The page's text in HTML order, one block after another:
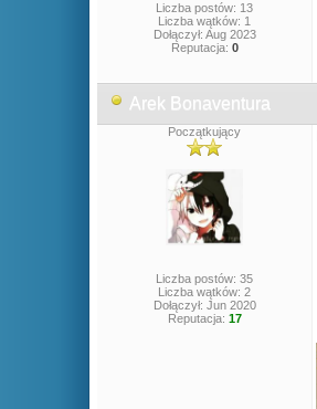
Liczba postów: 13
Liczba wątków: 1
Dołączył: Aug 2023
Reputacja: 0
Arek Bonaventura
Początkujący
Liczba postów: 35
Liczba wątków: 2
Dołączył: Jun 2020
Reputacja: 17